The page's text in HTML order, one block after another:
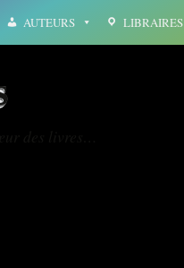
AUTEURS LIBRAIRES